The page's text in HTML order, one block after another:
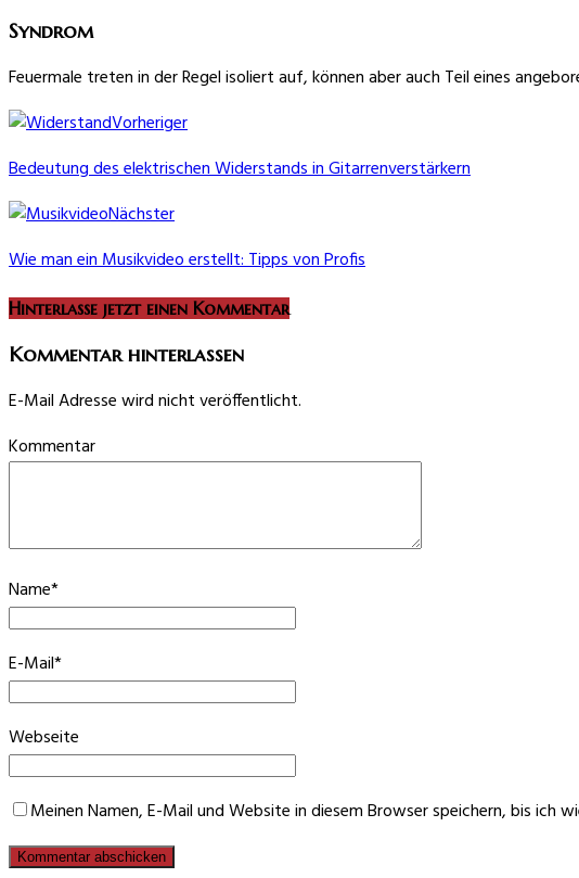
Syndrom
Feuermale treten in der Regel isoliert auf, können aber auch Teil eines
Vorheriger
Bedeutung des elektrischen Widerstands in Gitarrenverstärkern
Nächster
Wie man ein Musikvideo erstellt: Tipps von Profis
Hinterlasse jetzt einen Kommentar
Kommentar hinterlassen
E-Mail Adresse wird nicht veröffentlicht.
Kommentar
Name*
E-Mail*
Webseite
Meinen Namen, E-Mail und Website in diesem Browser speichern, bis ich